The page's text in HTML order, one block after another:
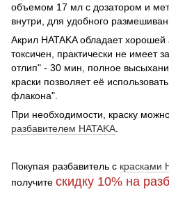
объемом 17 мл с дозатором и
внутри, для удобного
Акрил HATAKA обладает хорошей
токсичен, практически не имеет
отлип" - 30 мин, полное
краски позволяет её
флакона".
При необходимости, краску
разбавителем HATAKA
Покупая разбавитель с красками
получите скидку 10% на